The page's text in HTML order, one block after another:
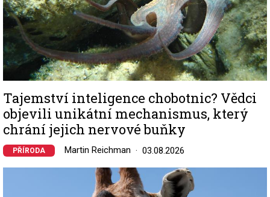
Tajemství inteligence chobotnic? Vědci
objevili unikátní mechanismus, který
chrání jejich nervové buňky
PŘÍRODA Martin Reichman 03.08.2026